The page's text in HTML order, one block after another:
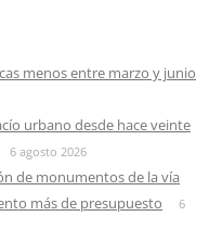
menos entre marzo y junio
urbano desde hace veinte
6 agosto 2026
de monumentos de la vía
más de presupuesto
6